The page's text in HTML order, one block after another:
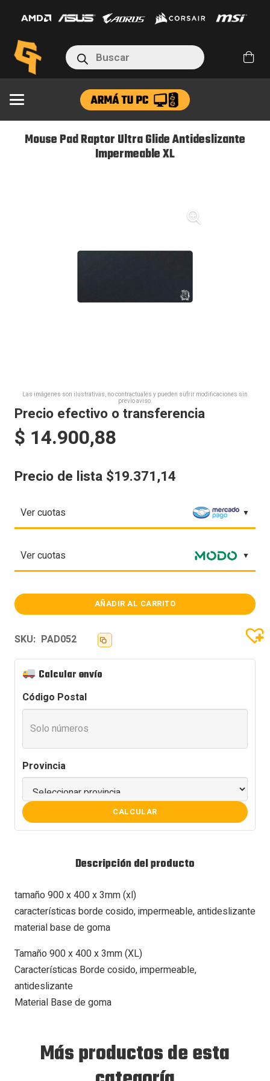
Búsqueda
de
productos
Mouse Pad Raptor Ultra Glide Antideslizante
Impermeable XL
Las imágenes son ilustrativas, no contractuales y pueden sufrir modificaciones sin
previo aviso.
Precio efectivo o transferencia
$ 14.900,88
Precio de lista $19.371,14
Ver cuotas
Ver cuotas
Mouse
Pad
Ultra
Glide
Antideslizante
Impermeable
XL
AÑADIR AL CARRITO
SKU: PAD052
Calcular envío
Código Postal
Provincia
CALCULAR
Descripción del producto
tamaño 900 x 400 x 3mm (xl)
características borde cosido, impermeable, antideslizante
material base de goma
Tamaño 900 x 400 x 3mm (XL)
Características Borde cosido, impermeable,
antideslizante
Material Base de goma
Más productos de esta
Raptor
Antideslizante
Impermeable